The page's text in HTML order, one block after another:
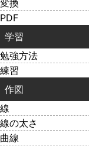
変換
PDF
学習
勉強方法
練習
作図
線
線の太さ
曲線